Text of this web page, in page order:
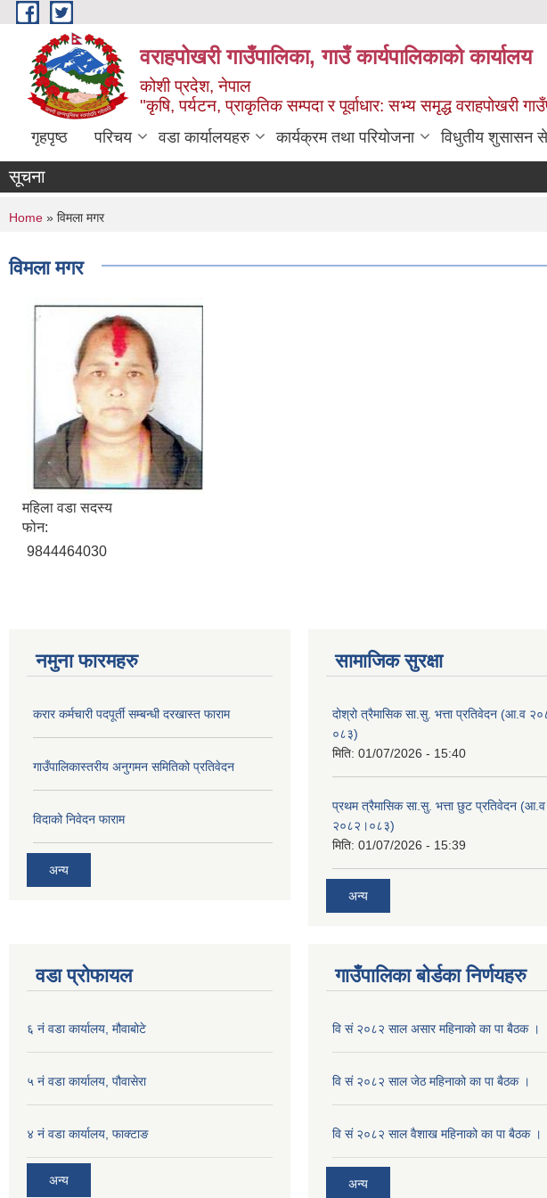
Skip to main content
वराहपोखरी गाउँपालिका, गाउँ कार्यपालिकाको कार्यालय
कोशी प्रदेश, नेपाल
"कृषि, पर्यटन, प्राकृतिक सम्पदा र पूर्वाधार: सभ्य समृद्ध वराहपोखरी
गृहपृष्ठ परिचय वडा कार्यालयहरु कार्यक्रम तथा परियोजना विधुतीय शुसासन
सूचना
You are here
Home » विमला मगर
विमला मगर
महिला वडा सदस्य
फोन:
9844464030
नमुना फारमहरु
करार कर्मचारी पदपूर्ती सम्बन्धी दरखास्त फाराम
गाउँपालिकास्तरीय अनुगमन समितिको प्रतिवेदन
विदाको निवेदन फाराम
अन्य
सामाजिक सुरक्षा
दोश्रो त्रैमासिक सा.सु. भत्ता प्रतिवेदन (आ.व
०८३)
मिति: 01/07/2026 - 15:40
प्रथम त्रैमासिक सा.सु. भत्ता छुट प्रतिवेदन (आ.व
२०८२।०८३)
मिति: 01/07/2026 - 15:39
अन्य
वडा प्रोफायल
६ नं वडा कार्यालय, मौवाबोटे
५ नं वडा कार्यालय, पौवासेरा
४ नं वडा कार्यालय, फाक्टाङ
अन्य
गाउँपालिका बोर्डका निर्णयहरु
वि सं २०८२ साल असार महिनाको का पा बैठक ।
वि सं २०८२ साल जेठ महिनाको का पा बैठक ।
वि सं २०८२ साल वैशाख महिनाको का पा बैठक ।
अन्य